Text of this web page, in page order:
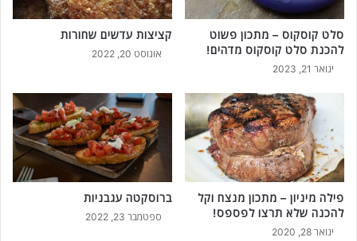
סלט קוסקוס – מתכון פשוט
להכנת סלט קוסקוס מדהים!
ינואר 21, 2023
קציצות עדשים שחורות
אוגוסט 20, 2022
פילה מיניון – מתכון מנצח וקל
להכנה שלא תרצו לפספס!
ינואר 28, 2020
ברוסקטה עגבניות
ספטמבר 23, 2022